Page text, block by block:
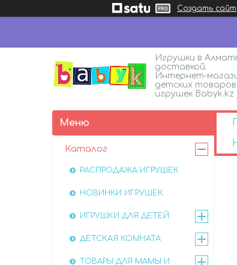
Создать сайт
Игрушки в
доставкой.
Интернет-
детских товаров
игрушек Babyk.kz
Каталог
РАСПРОДАЖА ИГРУШЕК
НОВИНКИ ИГРУШЕК
ИГРУШКИ ДЛЯ ДЕТЕЙ
ДЕТСКАЯ КОМНАТА
ТОВАРЫ ДЛЯ МАМЫ И